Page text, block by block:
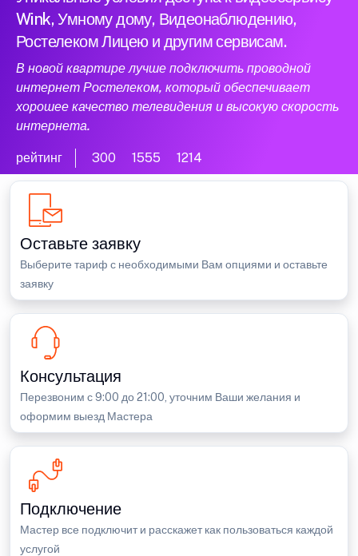
Wink, Умному дому, Видеонаблюдению,
Ростелеком Лицею и другим сервисам.
В новой квартире лучше подключить проводной
интернет Ростелеком, который обеспечивает
хорошее качество телевидения и высокую скорость
интернета.
рейтинг 300 1555 1214
Оставьте заявку
Выберите тариф с необходимыми Вам опциями и оставьте
заявку
Консультация
Перезвоним с 9:00 до 21:00, уточним Ваши желания и
оформим выезд Мастера
Подключение
Мастер все подключит и расскажет как пользоваться каждой
услугой